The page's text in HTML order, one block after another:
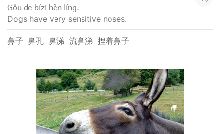
Gǒu de bízi hěn líng.
Dogs have very sensitive noses.
鼻子 鼻孔 鼻涕 流鼻涕 捏着鼻子